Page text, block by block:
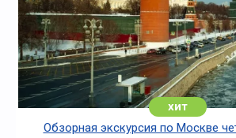
хит
Обзорная экскурсия по Москве